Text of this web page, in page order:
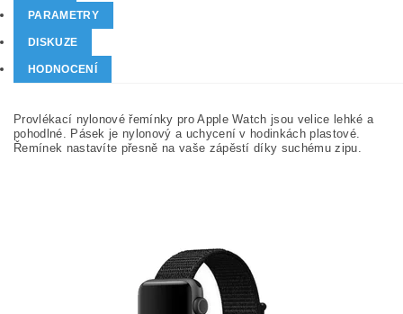
PARAMETRY
DISKUZE
HODNOCENÍ
Provlékací nylonové řemínky pro Apple Watch jsou velice lehké a
pohodlné. Pásek je nylonový a uchycení v hodinkách plastové.
Řemínek nastavíte přesně na vaše zápěstí díky suchému zipu.